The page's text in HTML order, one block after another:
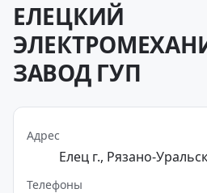
ЕЛЕЦКИЙ
ЗАВОД ГУП
Адрес
Елец г., Рязано-
Телефоны